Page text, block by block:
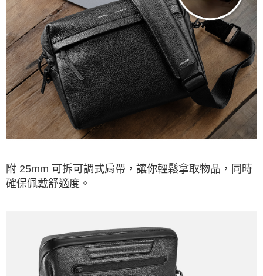
附 25mm 可拆可調式肩帶，讓你輕鬆拿取物品，同時
確保佩戴舒適度。